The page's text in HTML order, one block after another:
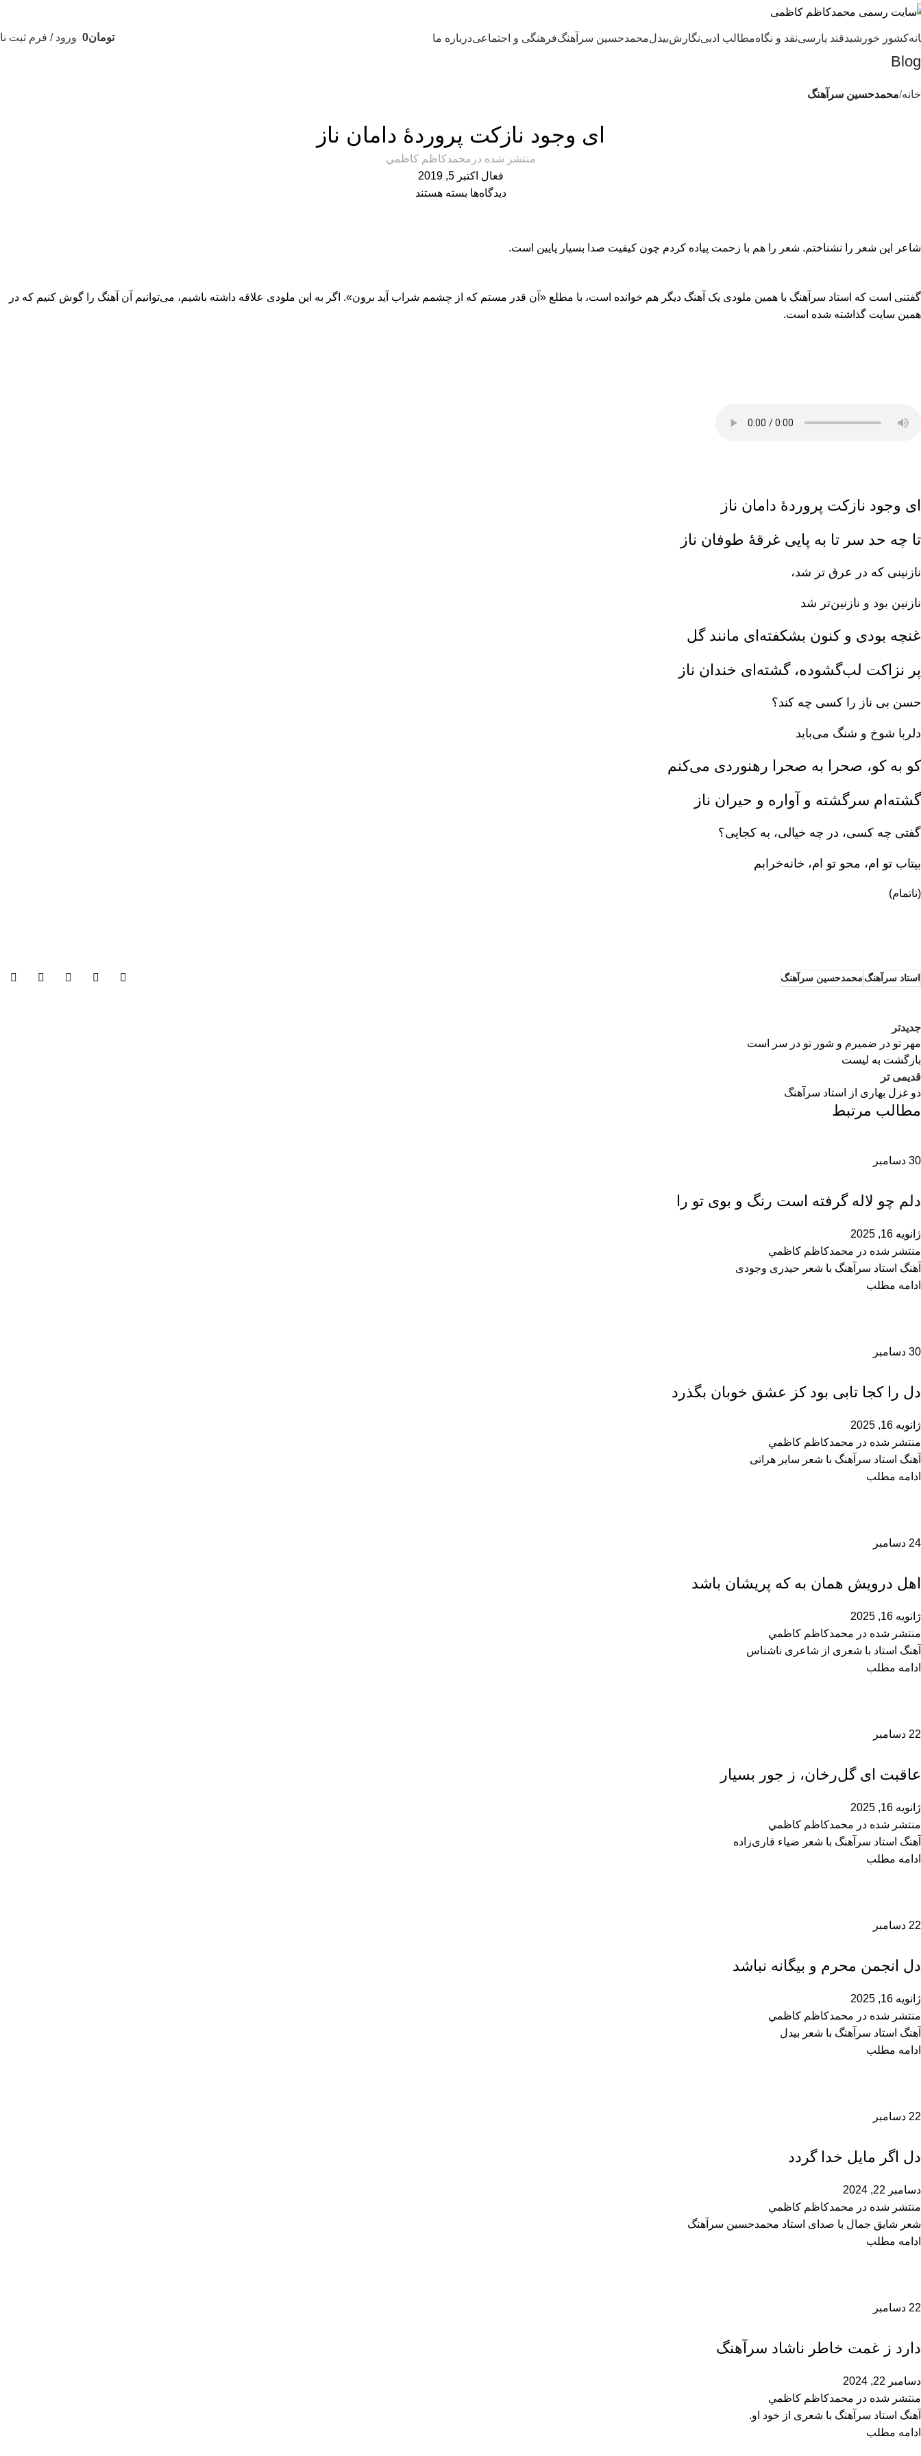
کشور خورشیدقند پارسینقد و نگاهمطالب ادبینگارشبیدلمحمدحسین سرآهنگفرهنگی و اجتماعیدرباره ما تومان0 ورود / فرم ثبت
Blog
خانه محمدحسین سرآهنگ
ای وجود نازکت پروردۀ دامان ناز
منتشر شده در محمدكاظم كاظمي
فعال اکتبر 5, 2019
دیدگاه‌ها بسته هستند
شاعر این شعر را نشناختم. شعر را هم با زحمت پیاده کردم چون کیفیت صدا بسیار پایین است.
گفتنی است که استاد سرآهنگ با همین ملودی یک آهنگ دیگر هم خوانده است، با مطلع «آن قدر مستم که از چشمم شراب آید برون». اگر به این ملودی علاقه داشته باشیم، می‌توانیم آن آهنگ را گوش کنیم که در
همین سایت گذاشته شده است.
ای وجود نازکت پروردۀ دامان ناز‌
تا چه حد سر تا به پایی غرقۀ طوفان ناز
نازنینی که در عرق تر شد،
نازنین بود و نازنین‌تر شد
غنچه بودی و کنون بشکفته‌ای مانند گل
پر نزاکت لب‌گشوده، گشته‌ای خندان ناز
حسن بی ناز را کسی چه کند؟
دلربا شوخ و شنگ می‌باید
کو به کو، صحرا به صحرا رهنوردی می‌کنم‌
گشته‌ام سرگشته و آواره و حیران ناز
گفتی چه کسی‌، در چه خیالی‌، به کجایی‌؟
بیتاب تو ام‌، محو تو ام‌، خانه‌خرابم‌
(ناتمام)
استاد سرآهنگمحمدحسین سرآهنگ
جدیدتر
مهر تو در ضمیرم و شور تو در سر است
بازگشت به لیست
قدیمی تر
دو غزل بهاری از استاد سرآهنگ
مطالب مرتبط
30 دسامبر
دلم چو لاله گرفته است رنگ و بوی تو را
ژانویه 16, 2025
منتشر شده در محمدكاظم كاظمي
آهنگ استاد سرآهنگ با شعر حیدری وجودی
ادامه مطلب
30 دسامبر
دل را کجا تابی بود کز عشق خوبان بگذرد
ژانویه 16, 2025
منتشر شده در محمدكاظم كاظمي
آهنگ استاد سرآهنگ با شعر سایر هراتی
ادامه مطلب
24 دسامبر
اهل درویش همان به که پریشان باشد
ژانویه 16, 2025
منتشر شده در محمدكاظم كاظمي
آهنگ استاد با شعری از شاعری ناشناس
ادامه مطلب
22 دسامبر
عاقبت ای گل‌رخان، ز جور بسیار
ژانویه 16, 2025
منتشر شده در محمدكاظم كاظمي
آهنگ استاد سرآهنگ با شعر ضیاء قاری‌زاده
ادامه مطلب
22 دسامبر
دل انجمن محرم و بیگانه نباشد
ژانویه 16, 2025
منتشر شده در محمدكاظم كاظمي
آهنگ استاد سرآهنگ با شعر بیدل
ادامه مطلب
22 دسامبر
دل اگر مایل خدا گردد
دسامبر 22, 2024
منتشر شده در محمدكاظم كاظمي
شعر شایق جمال با صدای استاد محمدحسین سرآهنگ
ادامه مطلب
22 دسامبر
دارد ز غمت خاطر ناشاد سرآهنگ
دسامبر 22, 2024
منتشر شده در محمدكاظم كاظمي
آهنگ استاد سرآهنگ با شعری از خود او.
ادامه مطلب